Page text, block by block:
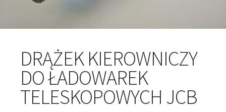
DRĄŻEK KIEROWNICZY
DO ŁADOWAREK
TELESKOPOWYCH JCB